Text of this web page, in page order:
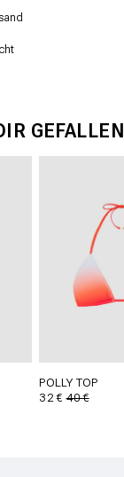
GEFALLEN
POLLY TOP
32 €40 €